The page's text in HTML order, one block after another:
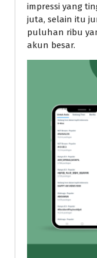
impressi yang
juta, selain itu
puluhan ribu
akun besar.